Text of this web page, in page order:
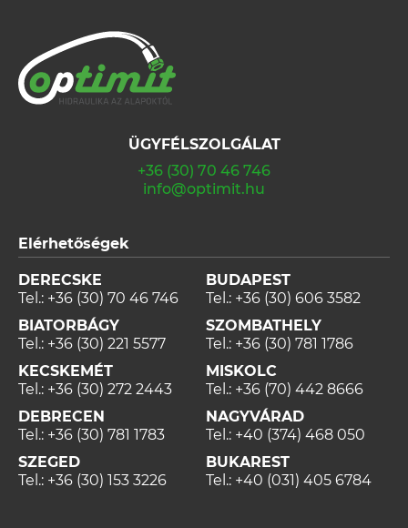
ÜGYFÉLSZOLGÁLAT
+36 (30) 70 46 746
info@optimit.hu
Elérhetőségek
DERECSKE
Tel.: +36 (30) 70 46 746
BIATORBÁGY
Tel.: +36 (30) 221 5577
KECSKEMÉT
Tel.: +36 (30) 272 2443
DEBRECEN
Tel.: +36 (30) 781 1783
SZEGED
Tel.: +36 (30) 153 3226
BUDAPEST
Tel.: +36 (30) 606 3582
SZOMBATHELY
Tel.: +36 (30) 781 1786
MISKOLC
Tel.: +36 (70) 442 8666
NAGYVÁRAD
Tel.: +40 (374) 468 050
BUKAREST
Tel.: +40 (031) 405 6784